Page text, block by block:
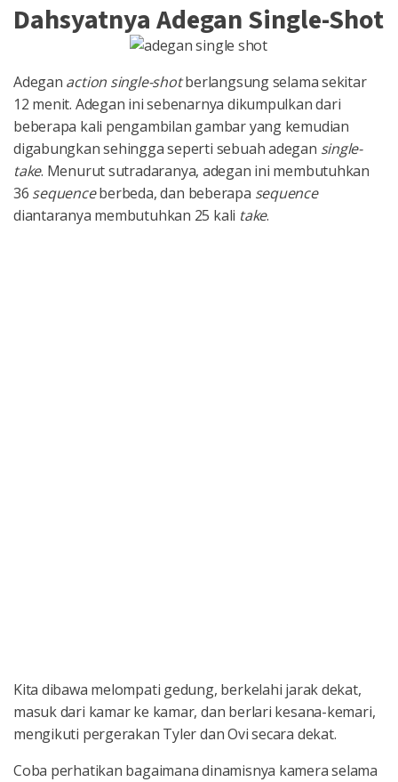
Dahsyatnya Adegan Single-Shot
Adegan action single-shotberlangsung selama sekitar
12 menit. Adegan ini sebenarnya dikumpulkan dari
beberapa kali pengambilan gambar yang kemudian
digabungkan sehingga seperti sebuah adegan single-
take. Menurut sutradaranya, adegan ini membutuhkan
36 sequenceberbeda, dan beberapa sequence
diantaranya membutuhkan 25 kali take.
Kita dibawa melompati gedung, berkelahi jarak dekat,
masuk dari kamar ke kamar, dan berlari kesana-kemari,
mengikuti pergerakan Tyler dan Ovi secara dekat.
Coba perhatikan bagaimana dinamisnya kamera selama